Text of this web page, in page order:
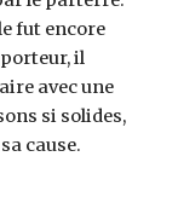
fut encore
il
avec une
si solides,
cause.